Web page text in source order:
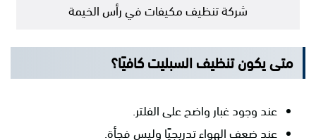
شركة تنظيف مكيفات في رأس الخيمة
متى يكون تنظيف السبليت كافيًا؟
عند وجود غبار واضح على الفلتر.
عند ضعف الهواء تدريجيًا وليس فجأة.